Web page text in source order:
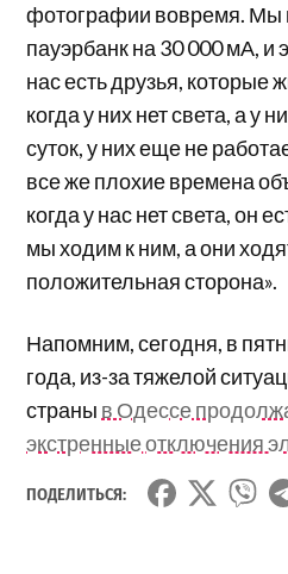
фотографии вовремя. Мы
пауэрбанк на 30 000 мА, и
нас есть друзья, которые
когда у них нет света, а у
суток, у них еще не
все же плохие времена
когда у нас нет света, он
мы ходим к ним, а они
положительная сторона».
Напомним, сегодня, в
года, из-за тяжелой
страны в Одессе
экстренные отключения
ПОДЕЛИТЬСЯ: